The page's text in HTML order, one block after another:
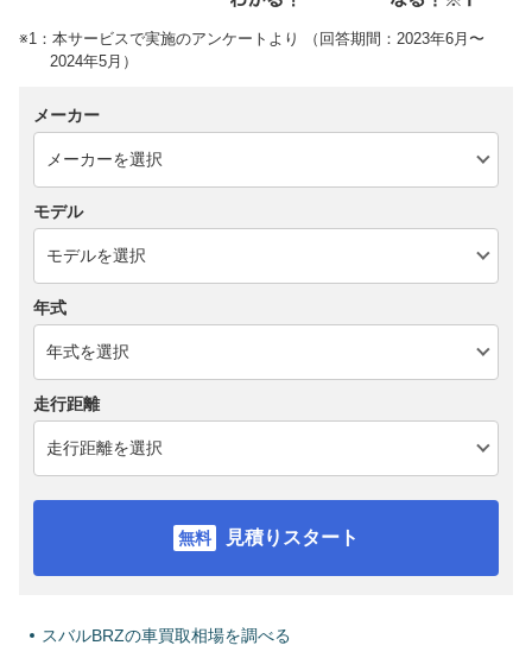
※1：本サービスで実施のアンケートより （回答期間：2023年6月〜
2024年5月）
メーカー
モデル
年式
走行距離
見積りスタート
スバルBRZの車買取相場を調べる